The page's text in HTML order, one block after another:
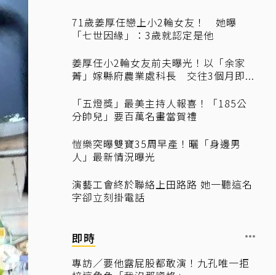
71歲姜厚任戀上小2輪女友！ 她曝
「七世因緣」：3歲就認定是他
姜厚任小2輪女友前夫曝光！以「余家
菁」嫁縣府農業處科長 交往3個月即...
「五燈獎」最美主持人報喜！「185公
分帥兒」要百萬名畫當賀禮
愷樂突曝雙寶35周早產！曬「身邊男
人」最新情況曝光
演藝工會終於聯絡上田路路 她一聽這名
字卻立刻掛電話
即時
專訪／要他露屁股都敢演！九孔唯一拒